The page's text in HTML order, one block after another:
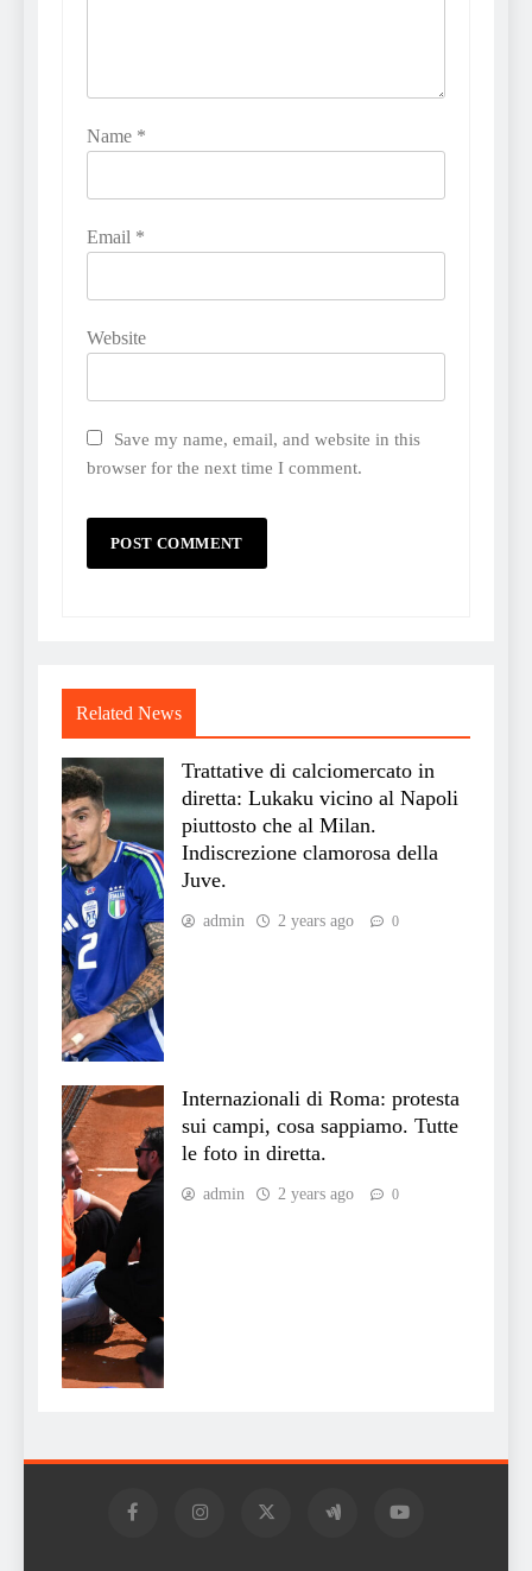
Name *
Email *
Website
Save my name, email, and website in this
browser for the next time I comment.
Related News
Trattative di calciomercato in
diretta: Lukaku vicino al Napoli
piuttosto che al Milan.
Indiscrezione clamorosa della
Juve.
admin 2 years ago 0
Internazionali di Roma: protesta
sui campi, cosa sappiamo. Tutte
le foto in diretta.
admin 2 years ago 0